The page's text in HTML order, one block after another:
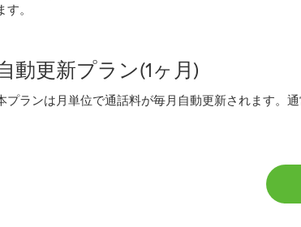
す。
動更新プラン(1ヶ月)
プランは月単位で通話料が毎月自動更新されます。